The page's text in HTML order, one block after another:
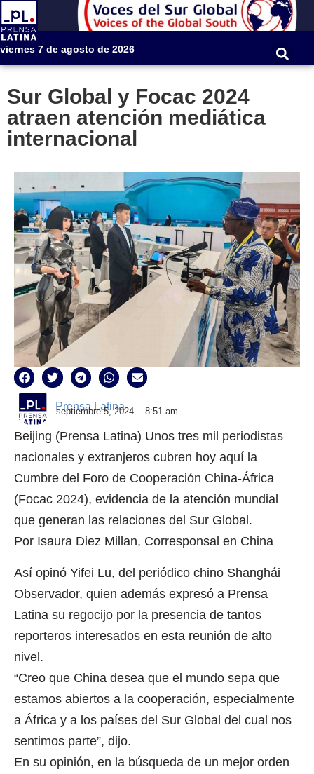
viernes 7 de agosto de 2026
Sur Global y Focac 2024
atraen atención mediática
internacional
Prensa Latina
septiembre 5, 2024 8:51 am
Beijing (Prensa Latina) Unos tres mil periodistas
nacionales y extranjeros cubren hoy aquí la
Cumbre del Foro de Cooperación China-África
(Focac 2024), evidencia de la atención mundial
que generan las relaciones del Sur Global.
Por Isaura Diez Millan, Corresponsal en China
Así opinó Yifei Lu, del periódico chino Shanghái
Observador, quien además expresó a Prensa
Latina su regocijo por la presencia de tantos
reporteros interesados en esta reunión de alto
nivel.
“Creo que China desea que el mundo sepa que
estamos abiertos a la cooperación, especialmente
a África y a los países del Sur Global del cual nos
sentimos parte”, dijo.
En su opinión, en la búsqueda de un mejor orden